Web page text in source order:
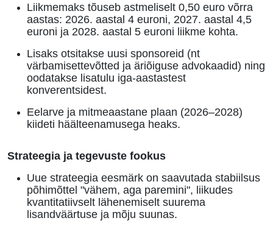
Liikmemaks tõuseb astmeliselt 0,50 euro võrra
aastas: 2026. aastal 4 euroni, 2027. aastal 4,5
euroni ja 2028. aastal 5 euroni liikme kohta.
Lisaks otsitakse uusi sponsoreid (nt
värbamisettevõtted ja äriõiguse advokaadid) ning
oodatakse lisatulu iga-aastastest
konverentsidest.
Eelarve ja mitmeaastane plaan (2026–2028)
kiideti häälteenamusega heaks.
Strateegia ja tegevuste fookus
Uue strateegia eesmärk on saavutada stabiilsus
põhimõttel "vähem, aga paremini", liikudes
kvantitatiivselt lähenemiselt suurema
lisandväärtuse ja mõju suunas.